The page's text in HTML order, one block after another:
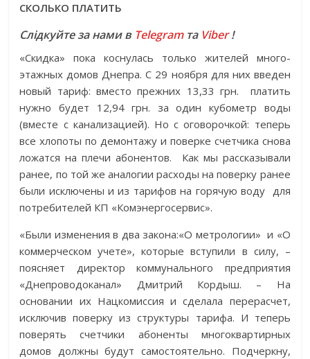
СКОЛЬКО ПЛАТИТЬ
Слідкуйте за нами в Telegramта Viber!
«Скидка» пока коснулась только жителей много­
этажных домов Днепра. С 29 ноября для них введен
новый тариф: вместо прежних 13,33 грн. платить
нужно будет 12,94 грн. за один кубометр воды
(вместе с канализацией). Но с оговорочкой: теперь
все хлопоты по демонтажу и поверке счетчика снова
ложатся на плечи абонентов. Как мы рассказывали
ранее, по той же аналогии расходы на поверку ранее
были исключены и из тарифов на горячую воду для
потребителей КП «Комэнергосервис».
«Были изменения в два закона:«О метрологии» и «О
коммерческом учете», которые вступили в силу, –
поясняет директор коммунального предприятия
«Днепроводоканал» Дмитрий Кордыш. – На
основании их Нацкомиссия и сделала перерасчет,
исключив поверку из структуры тарифа. И теперь
поверять счетчики абоненты многоквартирных
домов должны будут самостоятельно. Подчеркну,